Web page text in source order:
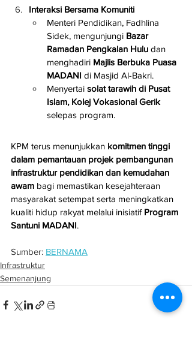
Interaksi Bersama Komuniti
Menteri Pendidikan, Fadhlina
Sidek, mengunjungi Bazar
Ramadan Pengkalan Hulu dan
menghadiri Majlis Berbuka Puasa
MADANI di Masjid Al-Bakri.
Menyertai solat tarawih di Pusat
Islam, Kolej Vokasional Gerik
selepas program.
KPM terus menunjukkan komitmen tinggi
dalam pemantauan projek pembangunan
infrastruktur pendidikan dan kemudahan
awam bagi memastikan kesejahteraan
masyarakat setempat serta meningkatkan
kualiti hidup rakyat melalui inisiatif Program
Santuni MADANI.
Sumber: BERNAMA
Infrastruktur
Semenanjung